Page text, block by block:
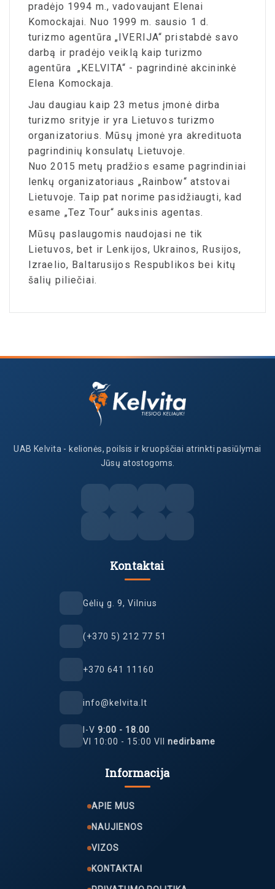
pradėjo 1994 m., vadovaujant Elenai
Komockajai. Nuo 1999 m. sausio 1 d.
turizmo agentūra „IVERIJA“ pristabdė savo
darbą ir pradėjo veiklą kaip turizmo
agentūra „KELVITA“ - pagrindinė akcininkė
Elena Komockaja.
Jau daugiau kaip 23 metus įmonė dirba
turizmo srityje ir yra Lietuvos turizmo
organizatorius. Mūsų įmonė yra akredituota
pagrindinių konsulatų Lietuvoje.
Nuo 2015 metų pradžios esame pagrindiniai
lenkų organizatoriaus „Rainbow“ atstovai
Lietuvoje. Taip pat norime pasidžiaugti, kad
esame „Tez Tour“ auksinis agentas.
Mūsų paslaugomis naudojasi ne tik
Lietuvos, bet ir Lenkijos, Ukrainos, Rusijos,
Izraelio, Baltarusijos Respublikos bei kitų
šalių piliečiai.
UAB Kelvita - kelionės, poilsis ir kruopščiai atrinkti pasiūlymai
Jūsų atostogoms.
Kontaktai
Gėlių g. 9, Vilnius
(+370 5) 212 77 51
+370 641 11160
info@kelvita.lt
I-V9:00 - 18.00
VI 10:00 - 15:00 VII nedirbame
Informacija
APIE MUS
NAUJIENOS
VIZOS
KONTAKTAI